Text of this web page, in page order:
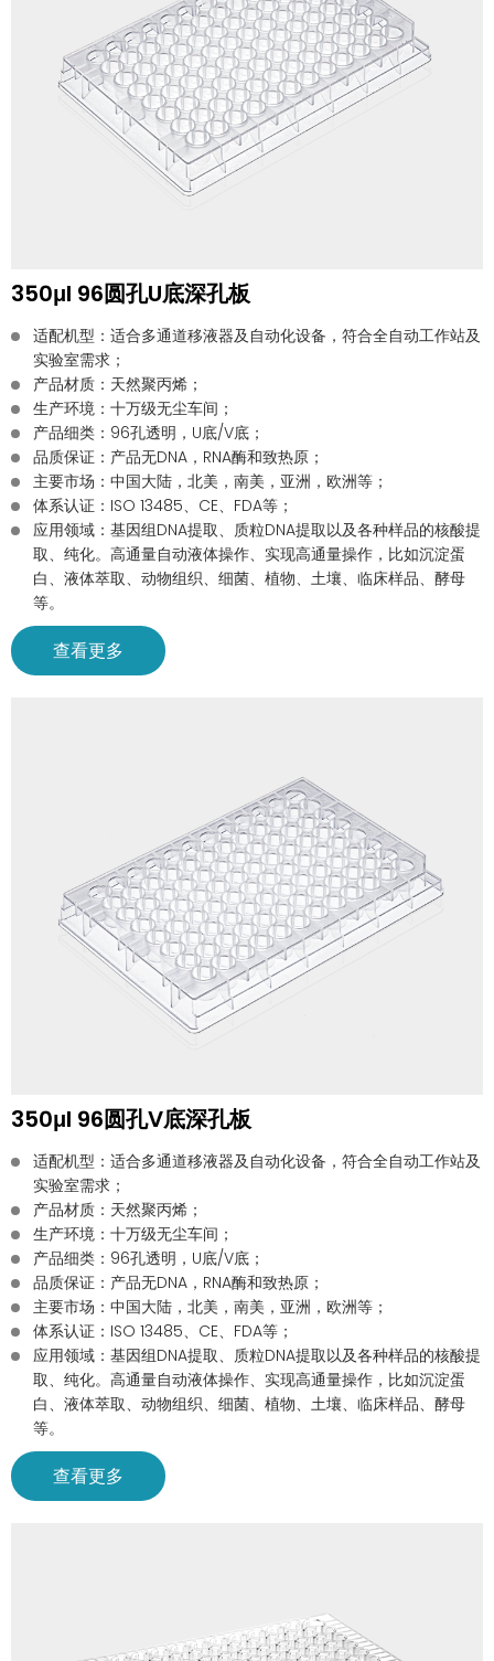
350μl 96圆孔U底深孔板
适配机型：适合多通道移液器及自动化设备，符合全自动工作站及
实验室需求；
产品材质：天然聚丙烯；
生产环境：十万级无尘车间；
产品细类：96孔透明，U底/V底；
品质保证：产品无DNA，RNA酶和致热原；
主要市场：中国大陆，北美，南美，亚洲，欧洲等；
体系认证：ISO 13485、CE、FDA等；
应用领域：基因组DNA提取、质粒DNA提取以及各种样品的核酸提
取、纯化。高通量自动液体操作、实现高通量操作，比如沉淀蛋
白、液体萃取、动物组织、细菌、植物、土壤、临床样品、酵母
等。
查看更多
350μl 96圆孔V底深孔板
适配机型：适合多通道移液器及自动化设备，符合全自动工作站及
实验室需求；
产品材质：天然聚丙烯；
生产环境：十万级无尘车间；
产品细类：96孔透明，U底/V底；
品质保证：产品无DNA，RNA酶和致热原；
主要市场：中国大陆，北美，南美，亚洲，欧洲等；
体系认证：ISO 13485、CE、FDA等；
应用领域：基因组DNA提取、质粒DNA提取以及各种样品的核酸提
取、纯化。高通量自动液体操作、实现高通量操作，比如沉淀蛋
白、液体萃取、动物组织、细菌、植物、土壤、临床样品、酵母
等。
查看更多